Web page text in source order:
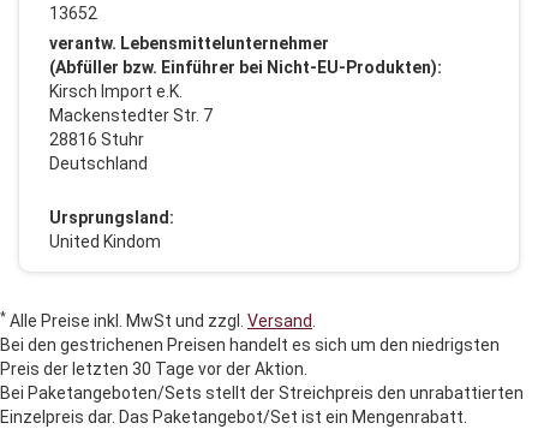
13652
verantw. Lebensmittelunternehmer
(Abfüller bzw. Einführer bei Nicht-EU-Produkten):
Kirsch Import e.K.
Mackenstedter Str. 7
28816 Stuhr
Deutschland
Ursprungsland:
United Kindom
* Alle Preise inkl. MwSt und zzgl. Versand
Bei den gestrichenen Preisen handelt es sich um den niedrigsten
Preis der letzten 30 Tage vor der Aktion.
Bei Paketangeboten/Sets stellt der Streichpreis den unrabattierten
Einzelpreis dar. Das Paketangebot/Set ist ein Mengenrabatt.